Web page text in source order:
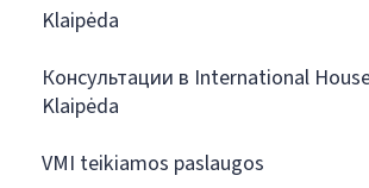
Klaipėda
Консультации в International
Klaipėda
VMI teikiamos paslaugos